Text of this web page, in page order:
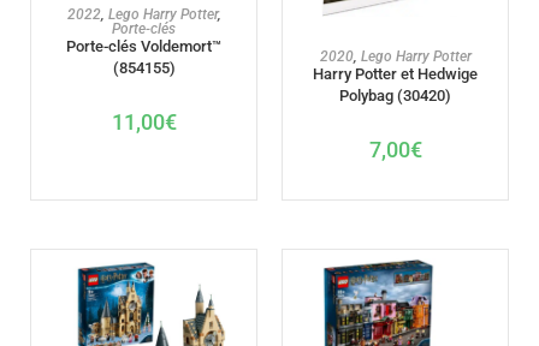
AJOUTER AU PANIER
2022, Lego Harry Potter,
Porte-clés
Porte-clés Voldemort™
(854155)
11,00€
AJOUTER AU PANIER
2020, Lego Harry Potter
Harry Potter et Hedwige
Polybag (30420)
7,00€